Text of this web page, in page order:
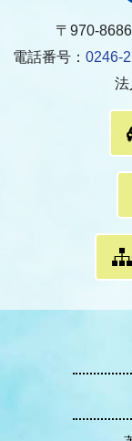
〒970-
電話番号： 0246-
法